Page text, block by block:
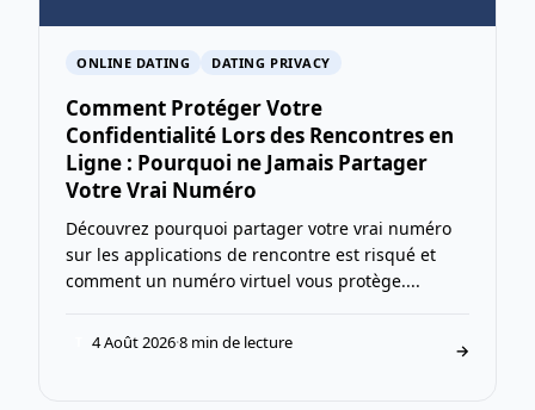
ONLINE DATING DATING PRIVACY
Comment Protéger Votre
Confidentialité Lors des Rencontres en
Ligne : Pourquoi ne Jamais Partager
Votre Vrai Numéro
Découvrez pourquoi partager votre vrai numéro
sur les applications de rencontre est risqué et
comment un numéro virtuel vous protège....
4 Août 2026·8 min de lecture →